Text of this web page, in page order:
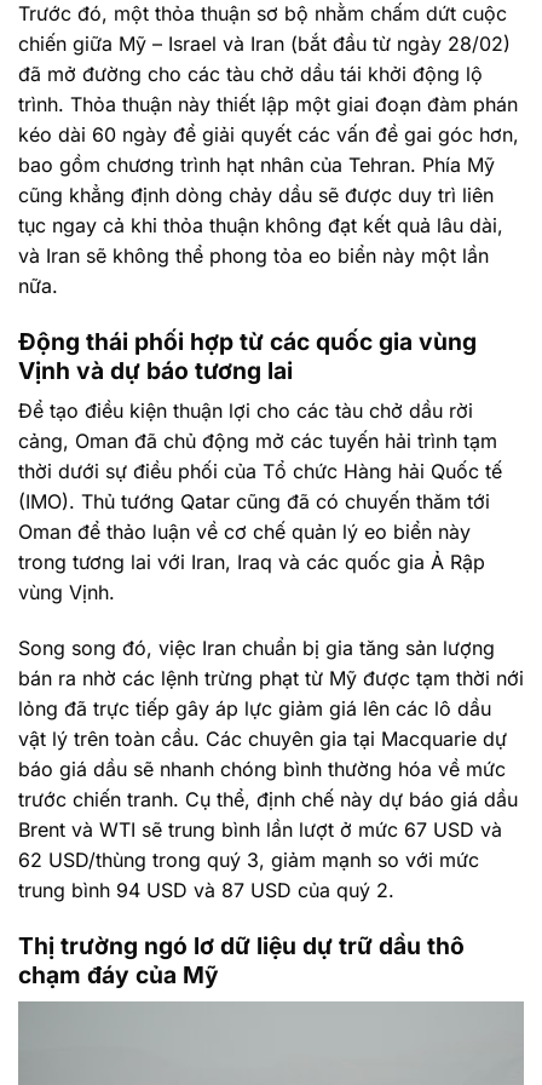
Trước đó, một thỏa thuận sơ bộ nhằm chấm dứt cuộc
chiến giữa Mỹ – Israel và Iran (bắt đầu từ ngày 28/02)
đã mở đường cho các tàu chở dầu tái khởi động lộ
trình. Thỏa thuận này thiết lập một giai đoạn đàm phán
kéo dài 60 ngày để giải quyết các vấn đề gai góc hơn,
bao gồm chương trình hạt nhân của Tehran. Phía Mỹ
cũng khẳng định dòng chảy dầu sẽ được duy trì liên
tục ngay cả khi thỏa thuận không đạt kết quả lâu dài,
và Iran sẽ không thể phong tỏa eo biển này một lần
nữa.
Động thái phối hợp từ các quốc gia vùng
Vịnh và dự báo tương lai
Để tạo điều kiện thuận lợi cho các tàu chở dầu rời
cảng, Oman đã chủ động mở các tuyến hải trình tạm
thời dưới sự điều phối của Tổ chức Hàng hải Quốc tế
(IMO). Thủ tướng Qatar cũng đã có chuyến thăm tới
Oman để thảo luận về cơ chế quản lý eo biển này
trong tương lai với Iran, Iraq và các quốc gia Ả Rập
vùng Vịnh.
Song song đó, việc Iran chuẩn bị gia tăng sản lượng
bán ra nhờ các lệnh trừng phạt từ Mỹ được tạm thời nới
lỏng đã trực tiếp gây áp lực giảm giá lên các lô dầu
vật lý trên toàn cầu. Các chuyên gia tại Macquarie dự
báo giá dầu sẽ nhanh chóng bình thường hóa về mức
trước chiến tranh. Cụ thể, định chế này dự báo giá dầu
Brent và WTI sẽ trung bình lần lượt ở mức 67 USD và
62 USD/thùng trong quý 3, giảm mạnh so với mức
trung bình 94 USD và 87 USD của quý 2.
Thị trường ngó lơ dữ liệu dự trữ dầu thô
chạm đáy của Mỹ